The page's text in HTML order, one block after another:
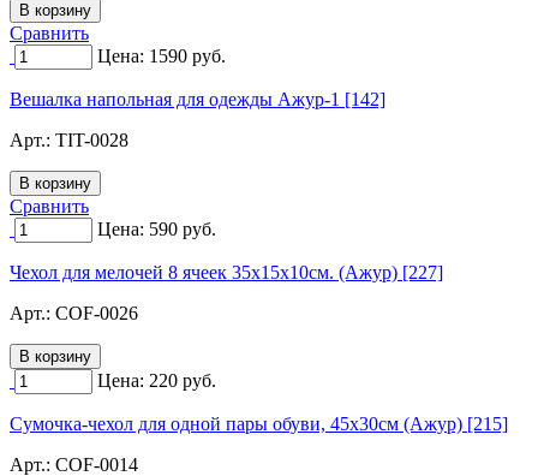
Сравнить
Цена: 1590 руб.
Вешалка напольная для одежды Ажур-1 [142]
Арт.: TIT-0028
Сравнить
Цена: 590 руб.
Чехол для мелочей 8 ячеек 35х15х10см. (Ажур) [227]
Арт.: COF-0026
Цена: 220 руб.
Сумочка-чехол для одной пары обуви, 45х30см (Ажур) [215]
Арт.: COF-0014